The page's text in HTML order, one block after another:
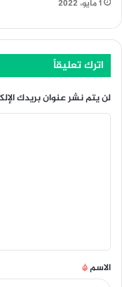
1 مايو، 2022
اترك تعليقاً
لن يتم نشر عنوان بريدك
ق
*
الاسم*